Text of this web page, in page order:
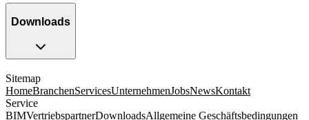
Downloads
Sitemap
HomeBranchenServicesUnternehmenJobsNewsKontakt
Service
BIMVertriebspartnerDownloadsAllgemeine Geschäftsbedingungen